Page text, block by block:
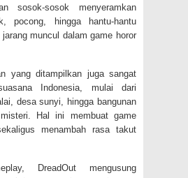
sosok-sosok menyeramkan
pocong, hingga hantu-hantu
muncul dalam game horor
yang ditampilkan juga sangat
Indonesia, mulai dari
desa sunyi, hingga bangunan
Hal ini membuat game
menambah rasa takut
DreadOut mengusung